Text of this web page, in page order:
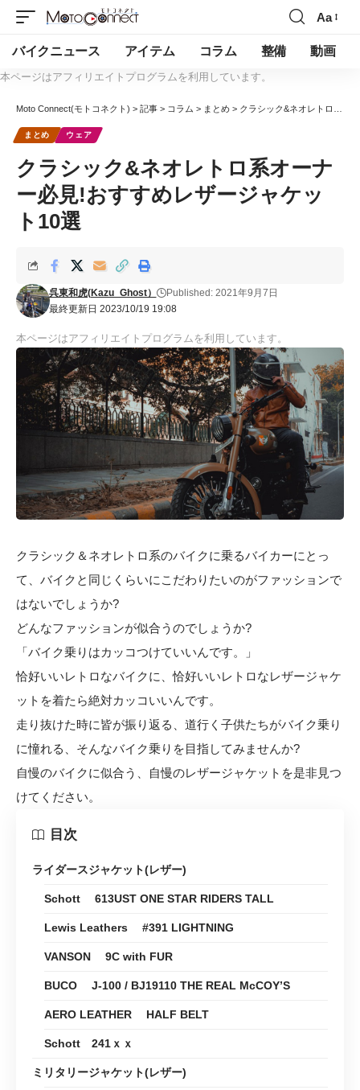
Aa
バイクニュース アイテム コラム 整備 動画
本ページはアフィリエイトプログラムを利用しています。
Moto Connect(モトコネクト) > 記事 > コラム > まとめ > クラシック&ネオレトロ系オーナー必見!おすすめレザージャケット10選
まとめ ウェア
クラシック&ネオレトロ系オーナ
ー必見!おすすめレザージャケッ
ト10選
最終更新日 2023/10/19 19:08
呉東和虎(Kazu_Ghost） Published: 2021年9月7日
本ページはアフィリエイトプログラムを利用しています。
クラシック＆ネオレトロ系のバイクに乗るバイカーにとっ
て、バイクと同じくらいにこだわりたいのがファッションで
はないでしょうか?
どんなファッションが似合うのでしょうか?
「バイク乗りはカッコつけていいんです。」
恰好いいレトロなバイクに、恰好いいレトロなレザージャケ
ットを着たら絶対カッコいいんです。
走り抜けた時に皆が振り返る、道行く子供たちがバイク乗り
に憧れる、そんなバイク乗りを目指してみませんか?
自慢のバイクに似合う、自慢のレザージャケットを是非見つ
けてください。
目次
ライダースジャケット(レザー)
Schott 613UST ONE STAR RIDERS TALL
Lewis Leathers #391 LIGHTNING
VANSON 9C with FUR
BUCO J-100 / BJ19110 THE REAL McCOY’S
AERO LEATHER HALF BELT
Schott 241ｘｘ
ミリタリージャケット(レザー)